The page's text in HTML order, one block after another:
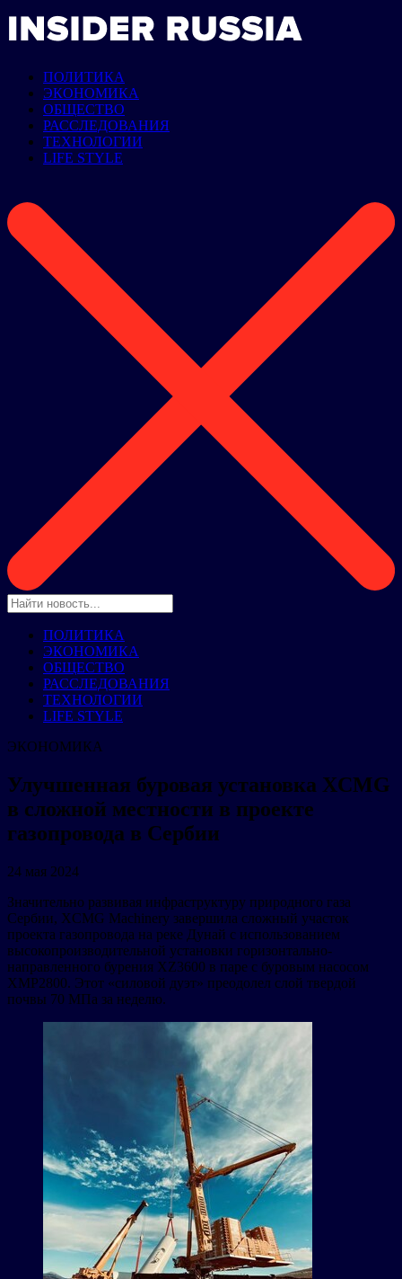
ПОЛИТИКА
ЭКОНОМИКА
ОБЩЕСТВО
РАССЛЕДОВАНИЯ
ТЕХНОЛОГИИ
LIFE STYLE
ПОЛИТИКА
ЭКОНОМИКА
ОБЩЕСТВО
РАССЛЕДОВАНИЯ
ТЕХНОЛОГИИ
LIFE STYLE
ЭКОНОМИКА
Улучшенная буровая установка XCMG
в сложной местности в проекте
газопровода в Сербии
24 мая 2024
Значительно развивая инфраструктуру природного газа
Сербии, XCMG Machinery завершила сложный участок
проекта газопровода на реке Дунай с использованием
высокопроизводительной установки горизонтально-
направленного бурения XZ3600 в паре с буровым насосом
XMP2800. Этот «силовой дуэт» преодолел слой твердой
почвы 70 МПа за неделю.